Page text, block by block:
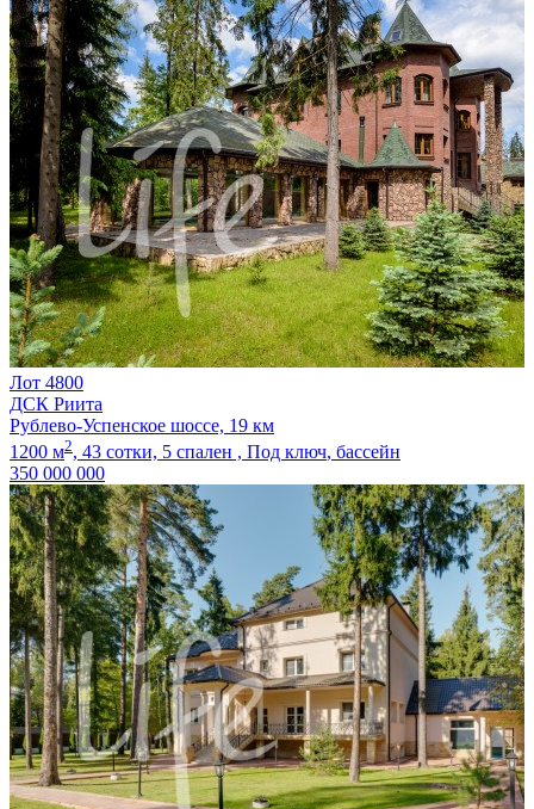
Лот 4800
ДСК Риита
Рублево-Успенское шоссе, 19 км
1200 м2, 43 сотки, 5 спален , Под ключ, бассейн
350 000 000